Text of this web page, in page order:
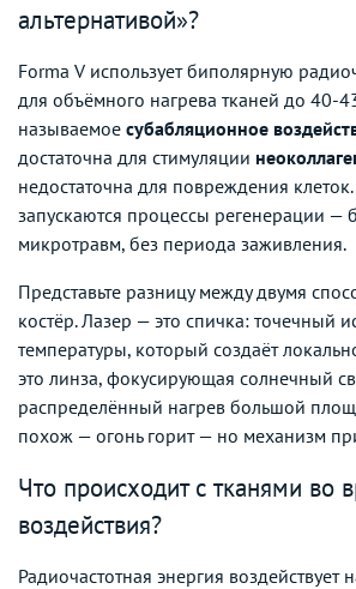
альтернативой»?
Forma V использует биполярную
для объёмного нагрева тканей до 40-
называемое субабляционное
достаточна для стимуляции
недостаточна для повреждения клеток.
запускаются процессы регенерации —
микротравм, без периода заживления.
Представьте разницу между двумя
костёр. Лазер — это спичка: точечный
температуры, который создаёт
это линза, фокусирующая солнечный
распределённый нагрев большой
похож — огонь горит — но механизм
Что происходит с тканями во
воздействия?
Радиочастотная энергия воздействует